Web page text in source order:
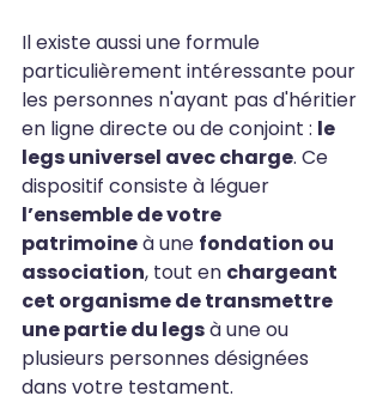
Il existe aussi une formule
particulièrement intéressante pour
les personnes n'ayant pas d'héritier
en ligne directe ou de conjoint : le
legs universel avec charge. Ce
dispositif consiste à léguer
l’ensemble de votre
patrimoine à une fondation ou
association, tout en chargeant
cet organisme de transmettre
une partie du legs à une ou
plusieurs personnes désignées
dans votre testament.